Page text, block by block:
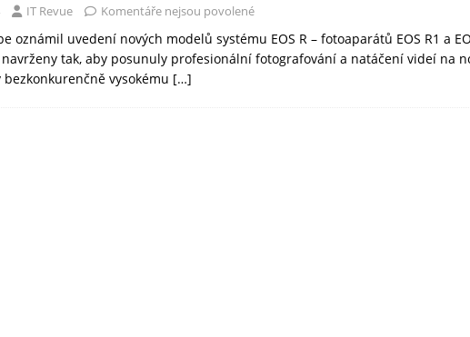
IT Revue Komentáře nejsou povolené
oznámil uvedení nových modelů systému EOS R – fotoaparátů EOS R1 a
tak, aby posunuly profesionální fotografování a natáčení videí na
bezkonkurenčně vysokému […]